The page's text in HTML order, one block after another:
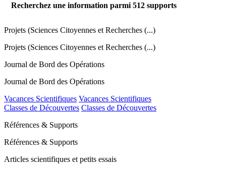
Recherchez une information parmi 512 supports
Projets (Sciences Citoyennes et Recherches (...)
Projets (Sciences Citoyennes et Recherches (...)
Journal de Bord des Opérations
Journal de Bord des Opérations
Vacances Scientifiques Vacances Scientifiques
Classes de Découvertes Classes de Découvertes
Références & Supports
Références & Supports
Articles scientifiques et petits essais